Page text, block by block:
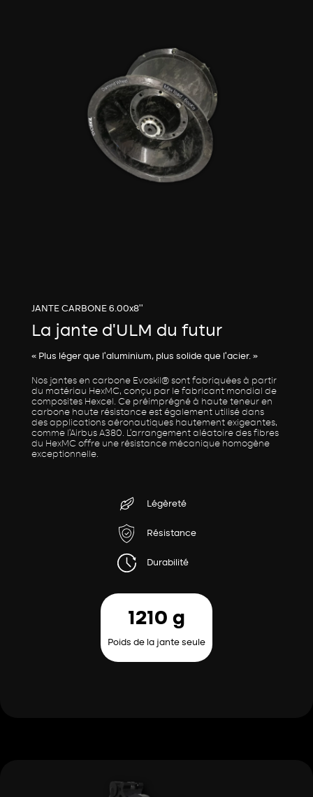
JANTE CARBONE 6.00x8’’
La jante d’ULM du futur
« Plus léger que l’aluminium, plus solide que l’acier. »
Nos jantes en carbone Evoskil® sont fabriquées à partir
du matériau HexMC, conçu par le fabricant mondial de
composites Hexcel. Ce préimprégné à haute teneur en
carbone haute résistance est également utilisé dans
des applications aéronautiques hautement exigeantes,
comme l’Airbus A380. L’arrangement aléatoire des fibres
du HexMC offre une résistance mécanique homogène
exceptionnelle.
Légèreté
Résistance
Durabilité
1210 g
Poids de la jante seule